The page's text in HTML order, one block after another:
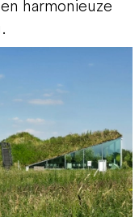
harmonieuze